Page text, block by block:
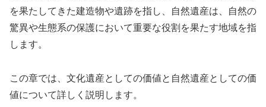
を果たしてきた建造物や遺跡を指し、自然遺産は、自然の
驚異や生態系の保護において重要な役割を果たす地域を指
します。
この章では、文化遺産としての価値と自然遺産としての価
値について詳しく説明します。